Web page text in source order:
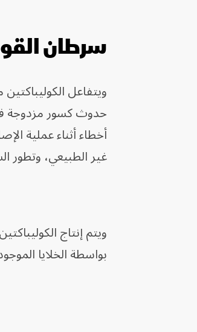
سرطان
ويتفاعل
حدوث كسور مزدوجة
أخطاء أثناء عملية
غير الطبيعي، وتطور
ويتم إنتاج
بواسطة الخلايا